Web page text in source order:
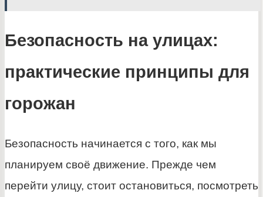
Безопасность на улицах:
практические принципы для
горожан
Безопасность начинается с того, как мы
планируем своё движение. Прежде чем
перейти улицу, стоит остановиться, посмотреть